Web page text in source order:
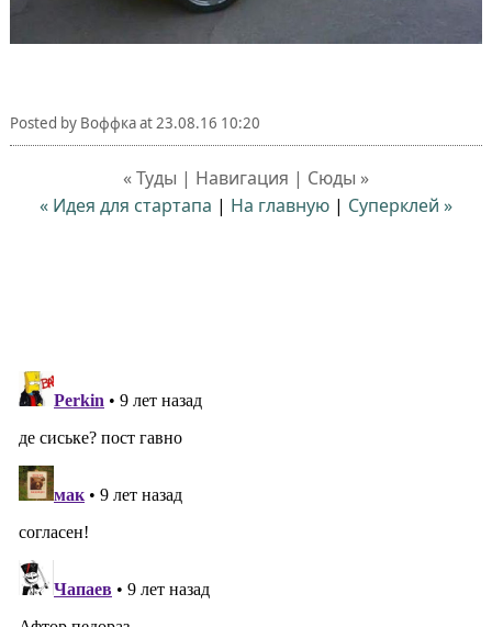
Posted by Воффкаat23.08.16 10:20
« Туды | Навигация | Сюды »
« Идея для стартапа | На главную | Суперклей »